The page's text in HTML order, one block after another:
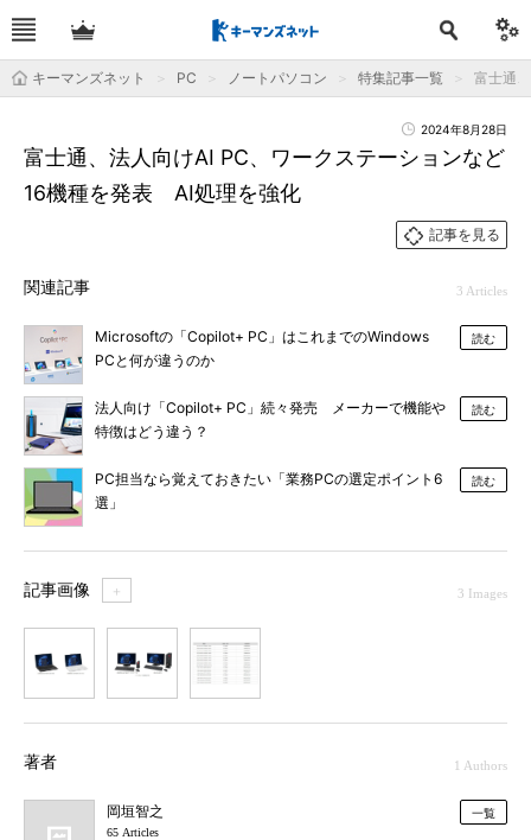
キーマンズネット PC ノートパソコン 特集記事一覧 富士通
2024年8月28日
富士通、法人向けAI PC、ワークステーションなど
16機種を発表 AI処理を強化
記事を見る
関連記事 3 Articles
Microsoftの「Copilot+ PC」はこれまでのWindows
PCと何が違うのか
読む
法人向け「Copilot+ PC」続々発売 メーカーで機能や
特徴はどう違う？
読む
PC担当なら覚えておきたい「業務PCの選定ポイント6
選」
読む
記事画像 ＋ 3 Images
著者 1 Authors
岡垣智之
65 Articles
一覧